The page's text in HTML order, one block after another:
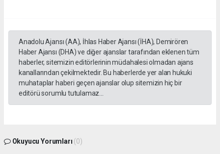
Anadolu Ajansı (AA), İhlas Haber Ajansı (İHA), Demirören
Haber Ajansı (DHA) ve diğer ajanslar tarafından eklenen tüm
haberler, sitemizin editörlerinin müdahalesi olmadan ajans
kanallarından çekilmektedir. Bu haberlerde yer alan hukuki
muhataplar haberi geçen ajanslar olup sitemizin hiç bir
editörü sorumlu tutulamaz...
Okuyucu Yorumları (0)